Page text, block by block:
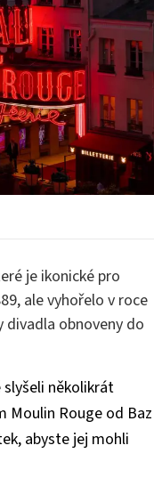
je ikonické pro
ale vyhořelo v roce
divadla obnoveny do
několikrát
Moulin Rouge od Baz
abyste jej mohli